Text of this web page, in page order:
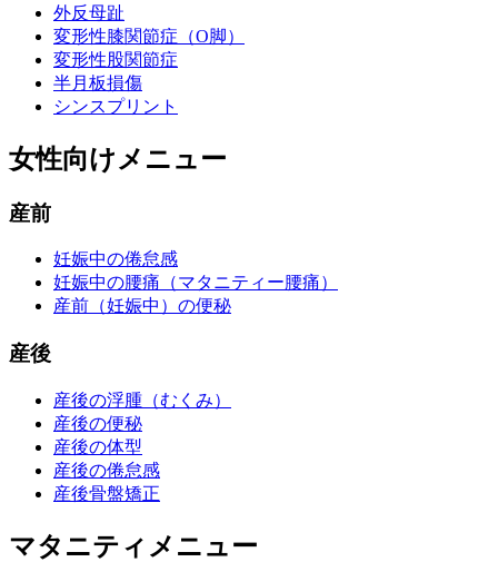
外反母趾
変形性膝関節症（O脚）
変形性股関節症
半月板損傷
シンスプリント
女性向けメニュー
産前
妊娠中の倦怠感
妊娠中の腰痛（マタニティー腰痛）
産前（妊娠中）の便秘
産後
産後の浮腫（むくみ）
産後の便秘
産後の体型
産後の倦怠感
産後骨盤矯正
マタニティメニュー